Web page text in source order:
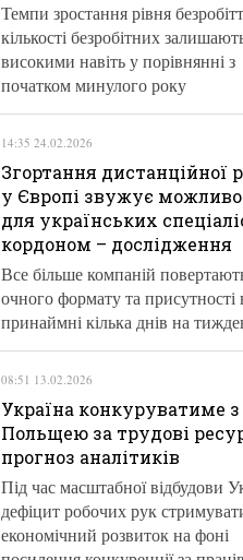
Темпи зростання рівня
кількості безробітних
високими навіть у порівнянні з
початком минулого року
14:35 24.02.2026
Згортання дистанційної
у Європі звужує
для українських
кордоном – дослідження
Все більше компаній
очного формату та присутності
принаймні кілька днів на
08:51 13.02.2026
Україна конкуруватиме з
Польщею за трудові
прогноз аналітиків
Під час масштабної відбудови
дефіцит робочих рук
економічний розвиток на фоні